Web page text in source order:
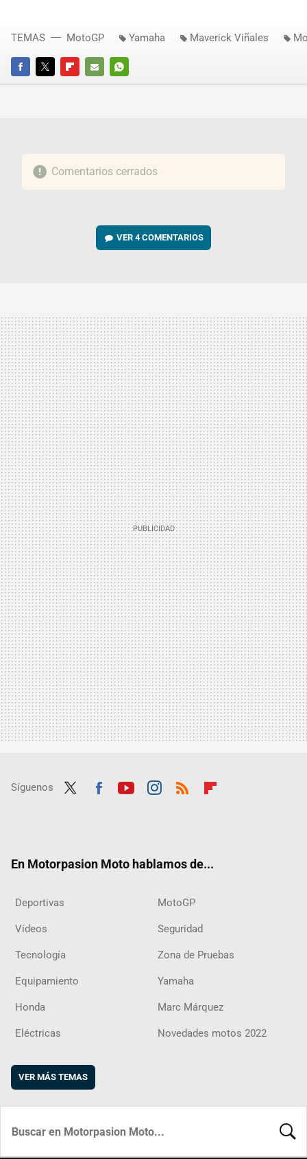
FACEBOOKTWITTERFLIPBOARD
E-
WHATSAPP
TEMAS MotoGP Yamaha Maverick Viñales
Comentarios cerrados
VER4 COMENTARIOS
Síguenos
En Motorpasion Moto hablamos de...
Deportivas MotoGP
Vídeos Seguridad
Tecnología Zona de Pruebas
Equipamiento Yamaha
Honda Marc Márquez
Eléctricas Novedades motos 2022
VER MÁS TEMAS